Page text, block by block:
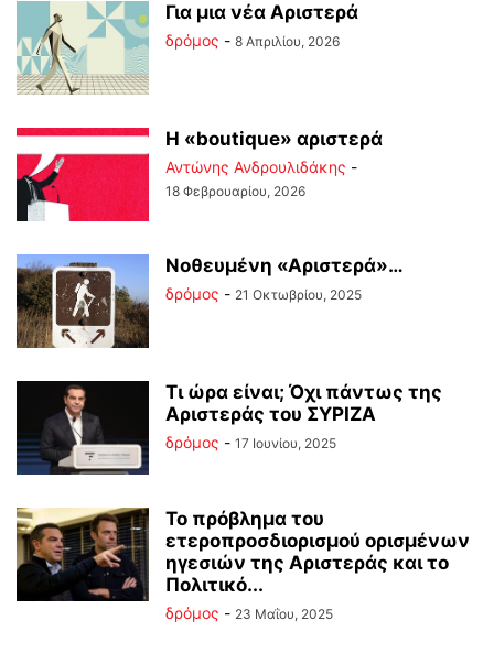
Για μια νέα Αριστερά
δρόμος - 8 Απριλίου, 2026
Η «boutique» αριστερά
Αντώνης Ανδρουλιδάκης -
18 Φεβρουαρίου, 2026
Νοθευμένη «Αριστερά»…
δρόμος - 21 Οκτωβρίου, 2025
Τι ώρα είναι; Όχι πάντως της
Αριστεράς του ΣΥΡΙΖΑ
δρόμος - 17 Ιουνίου, 2025
Το πρόβλημα του
ετεροπροσδιορισμού ορισμένων
ηγεσιών της Αριστεράς και το
Πολιτικό...
δρόμος - 23 Μαΐου, 2025